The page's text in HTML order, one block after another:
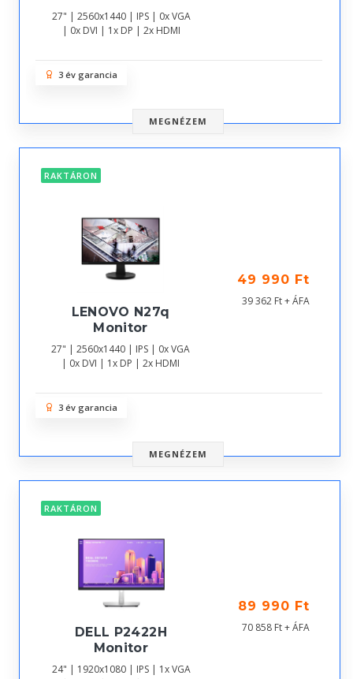
27" | 2560x1440 | IPS | 0x VGA
| 0x DVI | 1x DP | 2x HDMI
3 év garancia
MEGNÉZEM
RAKTÁRON
LENOVO N27q
Monitor
27" | 2560x1440 | IPS | 0x VGA
| 0x DVI | 1x DP | 2x HDMI
49 990 Ft
39 362 Ft + ÁFA
3 év garancia
MEGNÉZEM
RAKTÁRON
DELL P2422H
Monitor
24" | 1920x1080 | IPS | 1x VGA
89 990 Ft
70 858 Ft + ÁFA